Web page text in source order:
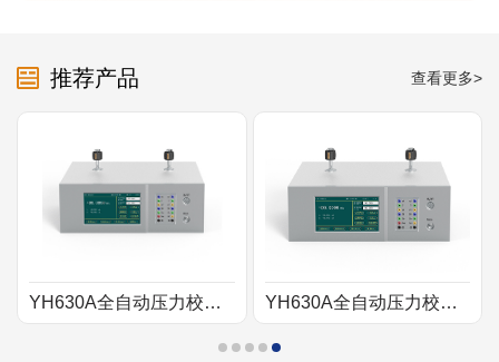
推荐产品 查看更多>
YH630A全自动压力校验台【气压】 YH630A全自动压力校验台【气压10MPa】